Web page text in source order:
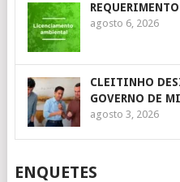
agosto 6, 2026
CLEITINHO
GOVERNO DE
agosto 3, 2026
ENQUETES